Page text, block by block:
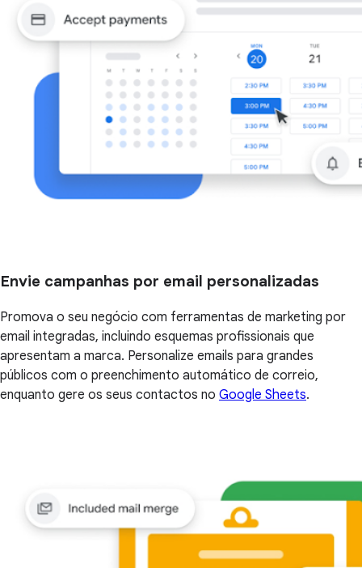
Envie campanhas por email personalizadas
Promova o seu negócio com ferramentas de marketing por
email integradas, incluindo esquemas profissionais que
apresentam a marca. Personalize emails para grandes
públicos com o preenchimento automático de correio,
enquanto gere os seus contactos no Google Sheets.